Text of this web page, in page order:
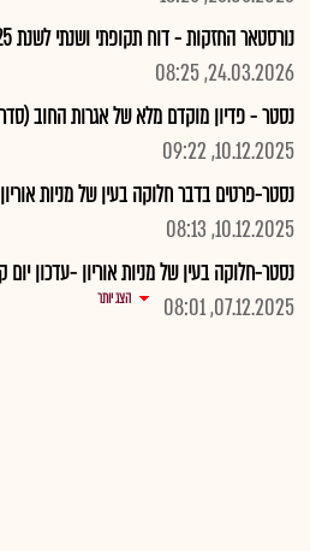
נורסטאר החזקות - דוח תקופתי ושנתי לשנת 2025
24.03.2026, 08:25
נסטר - פדיון מוקדם מלא של אגרות החוב (סדרה יב')
10.12.2025, 09:22
נסטר-פרטים בדבר חלוקה בעין של מניות אוריון-
10.12.2025, 08:13
נסטר-חלוקה בעין של מניות אוריון -עדכון
07.12.2025, 08:01
הצג יותר